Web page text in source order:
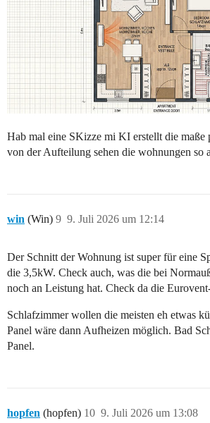
Hab mal eine SKizze mi KI erstellt die maße
von der Aufteilung sehen die wohnungen so
win (Win) 9. Juli 2026 um 12:14
9
Der Schnitt der Wohnung ist super für eine
die 3,5kW. Check auch, was die bei
noch an Leistung hat. Check da die
Schlafzimmer wollen die meisten eh etwas
Panel wäre dann Aufheizen möglich. Bad
Panel.
hopfen (hopfen) 9. Juli 2026 um 13:08
10